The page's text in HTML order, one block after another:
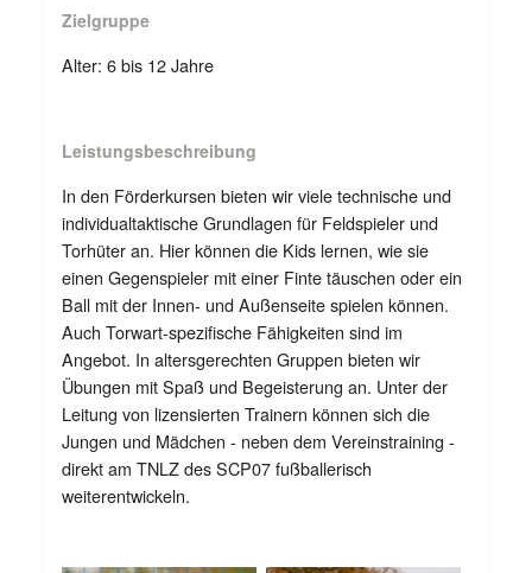
Zielgruppe
Alter: 6 bis 12 Jahre
Leistungsbeschreibung
In den Förderkursen bieten wir viele technische und
individualtaktische Grundlagen für Feldspieler und
Torhüter an. Hier können die Kids lernen, wie sie
einen Gegenspieler mit einer Finte täuschen oder ein
Ball mit der Innen- und Außenseite spielen können.
Auch Torwart-spezifische Fähigkeiten sind im
Angebot. In altersgerechten Gruppen bieten wir
Übungen mit Spaß und Begeisterung an. Unter der
Leitung von lizensierten Trainern können sich die
Jungen und Mädchen - neben dem Vereinstraining -
direkt am TNLZ des SCP07 fußballerisch
weiterentwickeln.